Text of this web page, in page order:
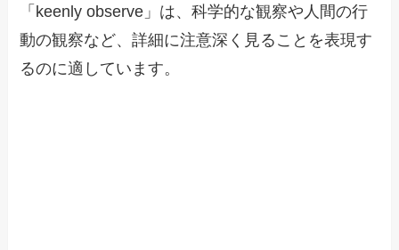
「keenly observe」は、科学的な観察や人間の行
動の観察など、詳細に注意深く見ることを表現す
るのに適しています。